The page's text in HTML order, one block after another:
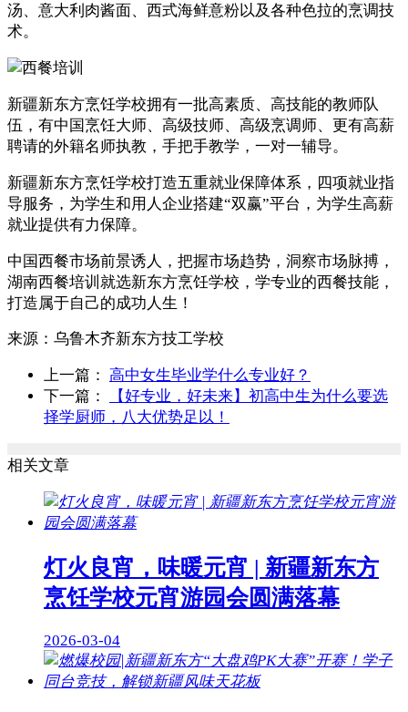
汤、意大利肉酱面、西式海鲜意粉以及各种色拉的烹调技
术。
新疆新东方烹饪学校拥有一批高素质、高技能的教师队
伍，有中国烹饪大师、高级技师、高级烹调师、更有高薪
聘请的外籍名师执教，手把手教学，一对一辅导。
新疆新东方烹饪学校打造五重就业保障体系，四项就业指
导服务，为学生和用人企业搭建“双赢”平台，为学生高薪
就业提供有力保障。
中国西餐市场前景诱人，把握市场趋势，洞察市场脉搏，
湖南西餐培训就选新东方烹饪学校，学专业的西餐技能，
打造属于自己的成功人生！
来源： 乌鲁木齐新东方技工学校
上一篇： 高中女生毕业学什么专业好？
下一篇：
【好专业，好未来】初高中生为什么要选
择学厨师，八大优势足以！
相关文章
灯火良宵，味暖元宵 | 新疆新东方
烹饪学校元宵游园会圆满落幕
2026-03-04